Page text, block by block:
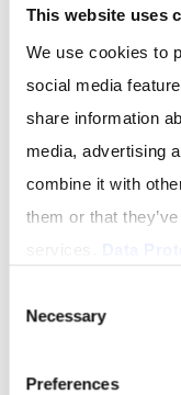
This website uses
We use cookies to
social media
share information
media, advertising
combine it with
them or that
services.
Selection
Necessary
Preferences
Marketing steckt
Halbwahrheiten.
welche zu kurz
wirklich ankommt.